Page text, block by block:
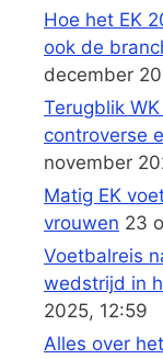
Hoe het EK
ook de
december
Terugblik
controverse
november
Matig EK
vrouwen 23
Voetbalreis
wedstrijd in
2025, 12:59
Alles over